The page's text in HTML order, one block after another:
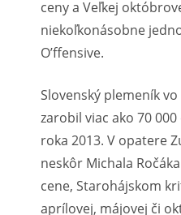
ceny a Veľkej
niekoľkonásobne
O’ffensive.
Slovenský plemeník
zarobil viac ako 70
roka 2013. V opatere
neskôr Michala
cene, Starohájskom
aprílovej, májovej či